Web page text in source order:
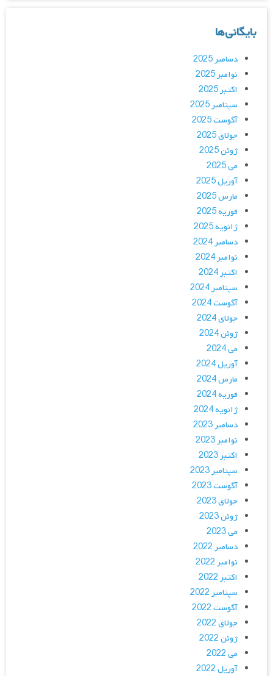
بایگانی‌ها
دسامبر 2025
نوامبر 2025
اکتبر 2025
سپتامبر 2025
آگوست 2025
جولای 2025
ژوئن 2025
می 2025
آوریل 2025
مارس 2025
فوریه 2025
ژانویه 2025
دسامبر 2024
نوامبر 2024
اکتبر 2024
سپتامبر 2024
آگوست 2024
جولای 2024
ژوئن 2024
می 2024
آوریل 2024
مارس 2024
فوریه 2024
ژانویه 2024
دسامبر 2023
نوامبر 2023
اکتبر 2023
سپتامبر 2023
آگوست 2023
جولای 2023
ژوئن 2023
می 2023
دسامبر 2022
نوامبر 2022
اکتبر 2022
سپتامبر 2022
آگوست 2022
جولای 2022
ژوئن 2022
می 2022
آوریل 2022